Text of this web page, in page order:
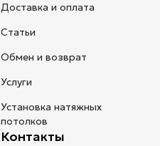
Доставка и оплата
Статьи
Обмен и возврат
Услуги
Установка натяжных
потолков
Контакты